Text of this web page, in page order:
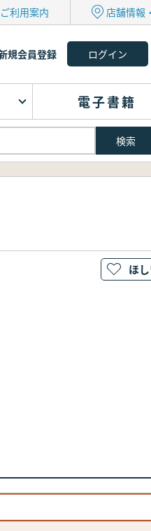
ご利用案内 店舗情報
規会員登録
電子書籍
ほ